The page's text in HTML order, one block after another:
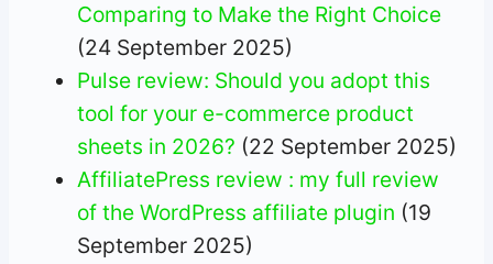
Comparing to Make the Right Choice
(24 September 2025)
Pulse review: Should you adopt this
tool for your e-commerce product
sheets in 2026? (22 September 2025)
AffiliatePress review : my full review
of the WordPress affiliate plugin (19
September 2025)